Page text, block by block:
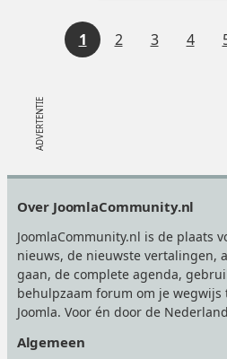
1 2 3 4
Over JoomlaCommunity.nl
JoomlaCommunity.nl is de plaats
nieuws, de nieuwste vertalingen,
gaan, de complete agenda,
behulpzaam forum om je wegwijs
Joomla. Voor én door de
Algemeen